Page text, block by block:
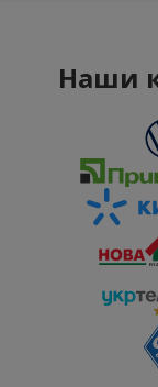
Наши